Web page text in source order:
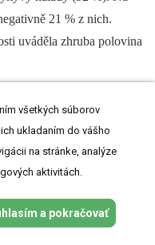
21 % z nich.
uváděla zhruba polovina
podle dní po porodu, pro celý
v MBQ
všetkých súborov
ukladaním do vášho
na stránke, analýze
aktivitách.
a pokračovať